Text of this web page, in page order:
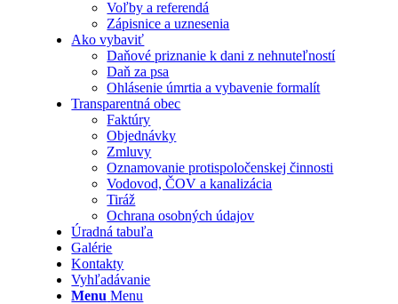
Voľby a referendá
Zápisnice a uznesenia
Ako vybaviť
Daňové priznanie k dani z nehnuteľností
Daň za psa
Ohlásenie úmrtia a vybavenie formalít
Transparentná obec
Faktúry
Objednávky
Zmluvy
Oznamovanie protispoločenskej činnosti
Vodovod, ČOV a kanalizácia
Tiráž
Ochrana osobných údajov
Úradná tabuľa
Galérie
Kontakty
Vyhľadávanie
Menu Menu